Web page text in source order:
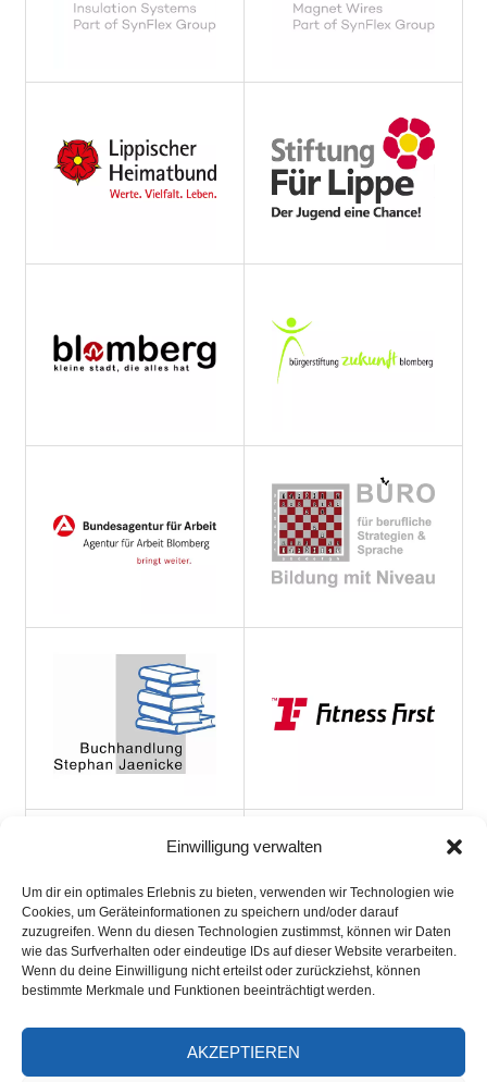
Einwilligung verwalten
Um dir ein optimales Erlebnis zu bieten, verwenden wir Technologien wie
Cookies, um Geräteinformationen zu speichern und/oder darauf
zuzugreifen. Wenn du diesen Technologien zustimmst, können wir Daten
wie das Surfverhalten oder eindeutige IDs auf dieser Website verarbeiten.
Wenn du deine Einwilligung nicht erteilst oder zurückziehst, können
bestimmte Merkmale und Funktionen beeinträchtigt werden.
AKZEPTIEREN